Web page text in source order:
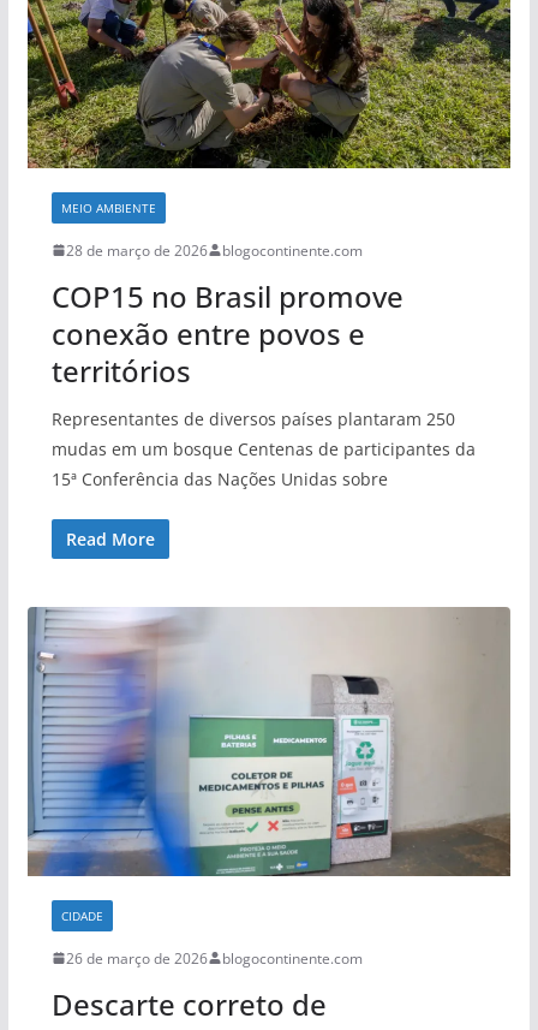
MEIO AMBIENTE
28 de março de 2026 blogocontinente.com
COP15 no Brasil promove
conexão entre povos e
territórios
Representantes de diversos países plantaram 250
mudas em um bosque Centenas de participantes da
15ª Conferência das Nações Unidas sobre
Read More
CIDADE
26 de março de 2026 blogocontinente.com
Descarte correto de